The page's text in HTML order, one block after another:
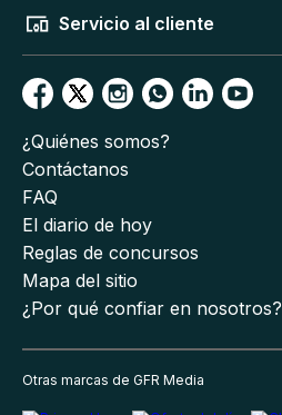
Servicio al cliente
¿Quiénes somos?
Contáctanos
FAQ
El diario de hoy
Reglas de concursos
Mapa del sitio
¿Por qué confiar en nosotros?
Otras marcas de GFR Media